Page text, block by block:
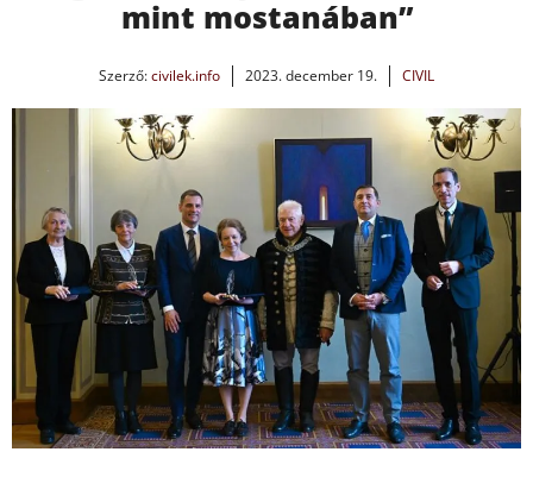
mint mostanában”
Szerző:civilek.info 2023. december 19. CIVIL